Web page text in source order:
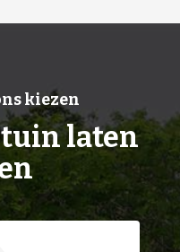
kiezen
tuin laten